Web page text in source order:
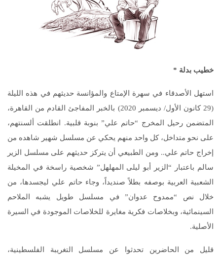
خطيب بدلة *
استهل الأصدقاء في سهرة الإمتاع والمؤانسة حديثهم في هذه الليلة
(29 كانون الأول/ ديسمبر 2020) بالخبر المفاجئ القادم من القاهرة،
المتضمن رحيل المخرج “حاتم علي” بنوبة قلبية. انطلقت ألسنتهم،
على نحو متداخل، كل واحد منهم يحكي عن مسلسل شهير شاهده من
إخراج حاتم علي.. ومن الطبيعي أن يتركز حديثهم على مسلسل الزير
سالم باعتبار “الزير أبو ليلى المهلهل” شخصية راسخة في المخيلة
الشعبية العربية بوصفه بطلاً صنديداً، وجاء حاتم علي ليجسدها، من
خلال نص “ممدوح عدوان” في مسلسل طويل يشبه الملاحم
السينمائية، وبخلاصات فكرية مغايرة للخلاصات الموجودة في السيرة
الأصلية.
قليل من الحاضرين تحدثوا عن مسلسل التغريبة الفلسطينية،